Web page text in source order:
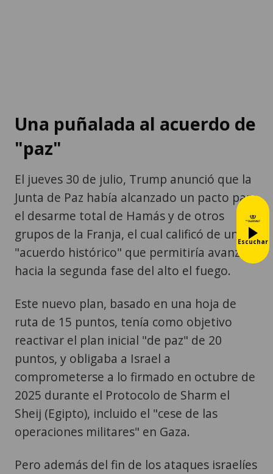
Una puñalada al acuerdo de
"paz"
El jueves 30 de julio, Trump anunció que la
Junta de Paz había alcanzado un pacto para
el desarme total de Hamás y de otros
grupos de la Franja, el cual calificó de un
"acuerdo histórico" que permitiría avanzar
hacia la segunda fase del alto el fuego.
Este nuevo plan, basado en una hoja de
ruta de 15 puntos, tenía como objetivo
reactivar el plan inicial "de paz" de 20
puntos, y obligaba a Israel a
comprometerse a lo firmado en octubre de
2025 durante el Protocolo de Sharm el
Sheij (Egipto), incluido el "cese de las
operaciones militares" en Gaza.
Pero además del fin de los ataques israelíes
Escuchar